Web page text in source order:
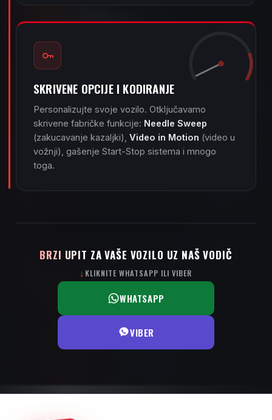
SKRIVENE OPCIJE I KODIRANJE
Personalizujte svoje vozilo. Otključavamo
skrivene fabričke funkcije: Needle Sweep
(zakucavanje kazaljki), Video in Motion (video u
vožnji), gašenje Start-Stop sistema i mnogo
toga.
BRZI UPIT ZA VAŠE VOZILO UZ NAŠ VODIČ
↓ KLIKNITE WHATSAPP ILI VIBER
WHATSAPP
VIBER